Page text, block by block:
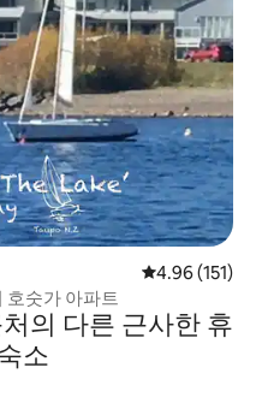
평점 4.96점(5
4.96 (151)
호숫가 아파트
의 다른 근사한 휴
소